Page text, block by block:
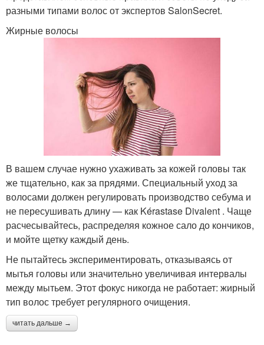
разными типами волос от экспертов SalonSecret.
Жирные волосы
В вашем случае нужно ухаживать за кожей головы так
же тщательно, как за прядями. Специальный уход за
волосами должен регулировать производство себума и
не пересушивать длину — как Kérastase Divalent . Чаще
расчесывайтесь, распределяя кожное сало до кончиков,
и мойте щетку каждый день.
Не пытайтесь экспериментировать, отказываясь от
мытья головы или значительно увеличивая интервалы
между мытьем. Этот фокус никогда не работает: жирный
тип волос требует регулярного очищения.
читать дальше →